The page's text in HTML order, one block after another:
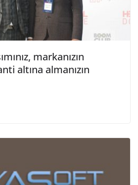
markanızın
altına almanızın